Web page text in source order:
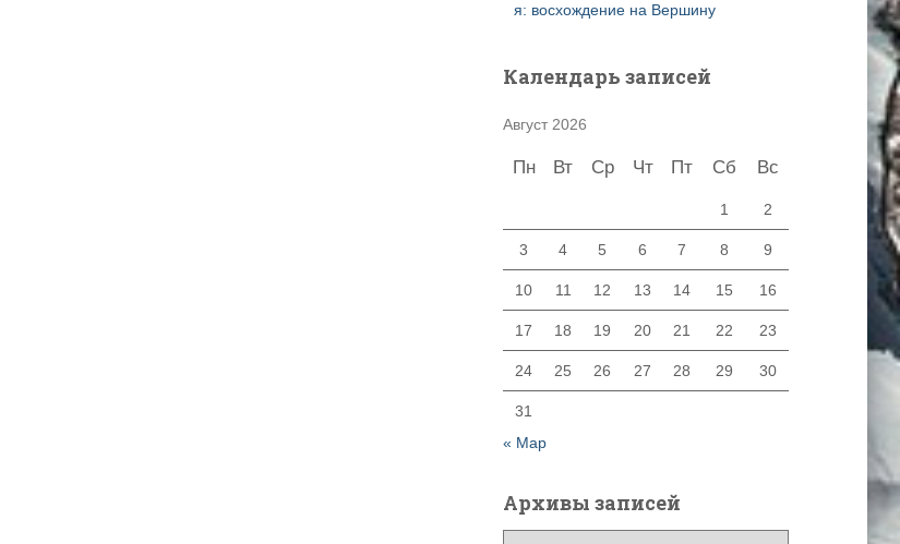
я: восхождение на Вершину
Календарь записей
Август 2026
Пн Вт Ср Чт Пт Сб Вс
1 2
3 4 5 6 7 8 9
10 11 12 13 14 15 16
17 18 19 20 21 22 23
24 25 26 27 28 29 30
31
« Мар
Архивы записей